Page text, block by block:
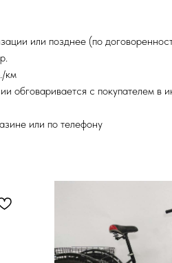
или позднее (по
км
обговаривается с покупателем в
или по телефону